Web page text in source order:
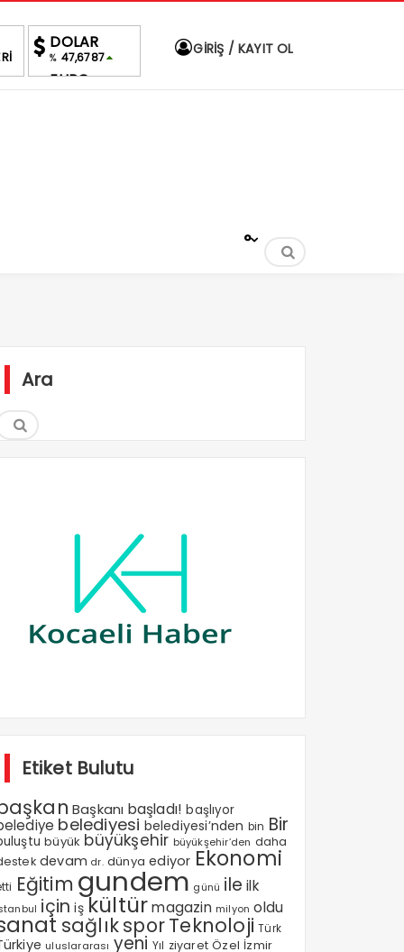
DOLAR
% 47,6787
EURO
GİRİŞ / KAYIT OL
°
Ara
Etiket Bulutu
Başkanı başladı! başlıyor
belediyesi belediyesi’nden bin Bir
büyük büyükşehir büyükşehir’den daha
devam dr. dünya ediyor Ekonomi
Eğitim gundem günü ile ilk
için iş kültür magazin milyon oldu
sağlıksporTeknoloji Türk
uluslararası yeni Yıl ziyaret Özel İzmir